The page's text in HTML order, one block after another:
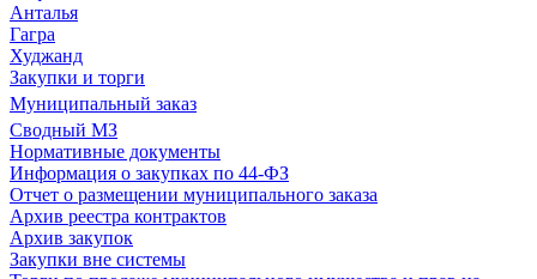
Анталья
Гагра
Худжанд
Закупки и торги
Муниципальный заказ
Сводный МЗ
Нормативные документы
Информация о закупках по 44-ФЗ
Отчет о размещении муниципального заказа
Архив реестра контрактов
Архив закупок
Закупки вне системы